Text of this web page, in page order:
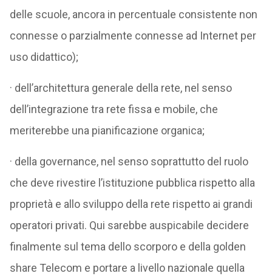
delle scuole, ancora in percentuale consistente non
connesse o parzialmente connesse ad Internet per
uso didattico);
· dell’architettura generale della rete, nel senso
dell’integrazione tra rete fissa e mobile, che
meriterebbe una pianificazione organica;
· della governance, nel senso soprattutto del ruolo
che deve rivestire l’istituzione pubblica rispetto alla
proprietà e allo sviluppo della rete rispetto ai grandi
operatori privati. Qui sarebbe auspicabile decidere
finalmente sul tema dello scorporo e della golden
share Telecom e portare a livello nazionale quella